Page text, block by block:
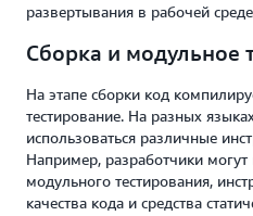
развертывания в рабочей
Сборка и модульное
На этапе сборки код
тестирование. На разных
использоваться различные
Например, разработчики
модульного тестирования,
качества кода и средства